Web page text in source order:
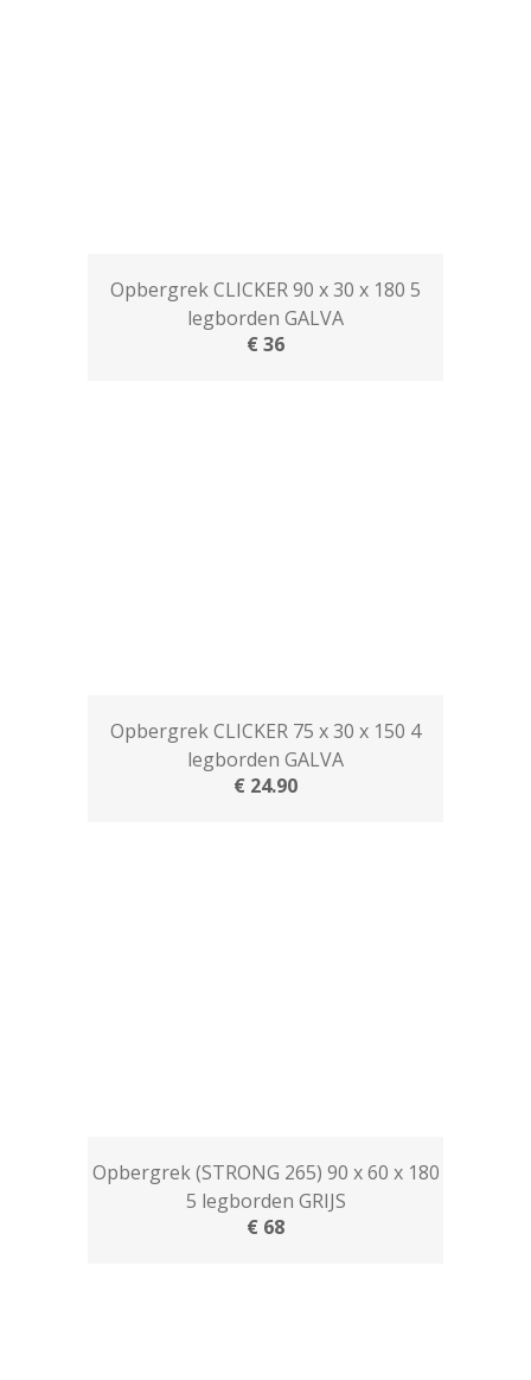
Opbergrek CLICKER 90 x 30 x 180 5
legborden GALVA
€ 36
Opbergrek CLICKER 75 x 30 x 150 4
legborden GALVA
€ 24.90
Opbergrek (STRONG 265) 90 x 60 x 180
5 legborden GRIJS
€ 68